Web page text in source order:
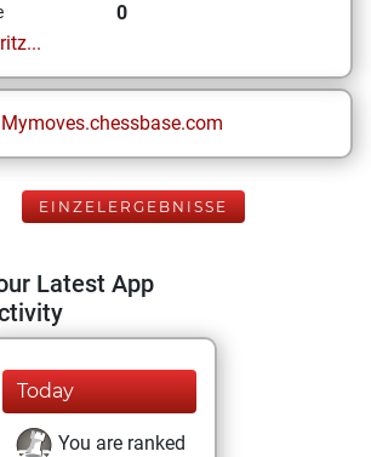
0
Mymoves.chessbase.com
EINZELERGEBNISSE
Latest App
Today
You are ranked